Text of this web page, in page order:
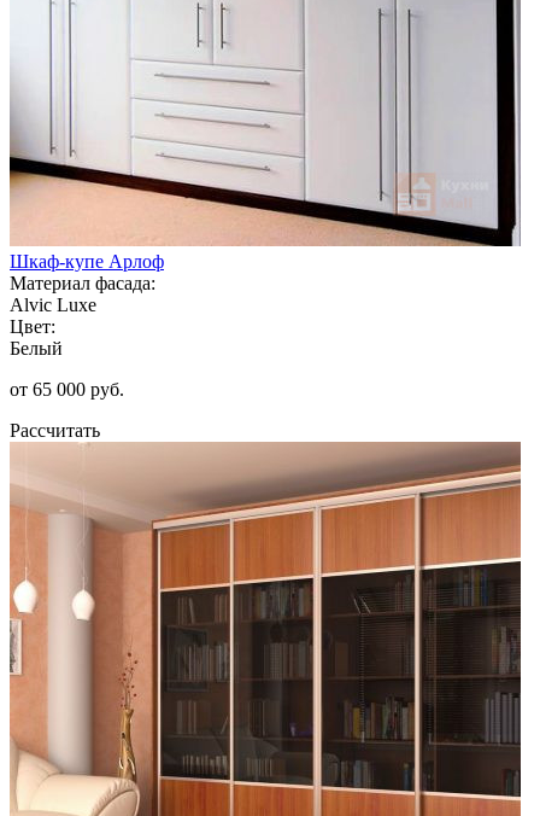
Шкаф-купе Арлоф
Материал фасада:
Alvic Luxe
Цвет:
Белый
от 65 000 руб.
Рассчитать